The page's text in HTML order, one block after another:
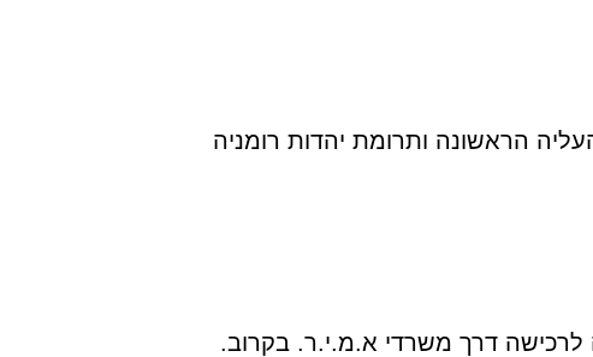
הראשונה ותרומת יהדות רומניה
לרכישה דרך משרדי א.מ.י.ר. בקרוב.